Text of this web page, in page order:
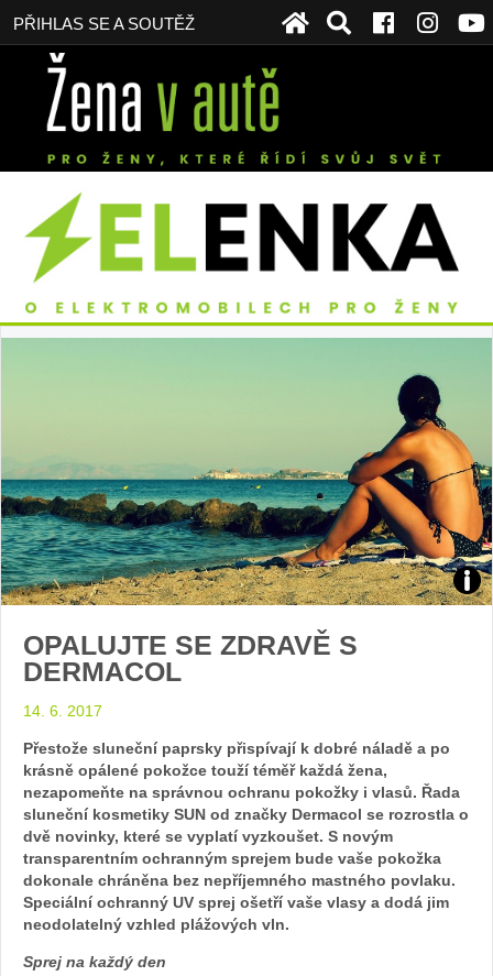
PŘIHLAS SE A SOUTĚŽ
OPALUJTE SE ZDRAVĚ S
DERMACOL
14. 6. 2017
Přestože sluneční paprsky přispívají k dobré náladě a po
krásně opálené pokožce touží téměř každá žena,
nezapomeňte na správnou ochranu pokožky i vlasů. Řada
sluneční kosmetiky SUN od značky Dermacol se rozrostla o
dvě novinky, které se vyplatí vyzkoušet. S novým
transparentním ochranným sprejem bude vaše pokožka
dokonale chráněna bez nepříjemného mastného povlaku.
Speciální ochranný UV sprej ošetří vaše vlasy a dodá jim
neodolatelný vzhled plážových vln.
Sprej na každý den